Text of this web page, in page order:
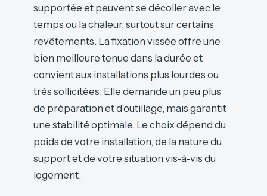
supportée et peuvent se décoller avec le
temps ou la chaleur, surtout sur certains
revêtements. La fixation vissée offre une
bien meilleure tenue dans la durée et
convient aux installations plus lourdes ou
très sollicitées. Elle demande un peu plus
de préparation et d’outillage, mais garantit
une stabilité optimale. Le choix dépend du
poids de votre installation, de la nature du
support et de votre situation vis-à-vis du
logement.